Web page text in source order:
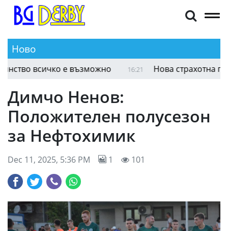
Ново
16:31 Борил Григоров: С много работа и
Димчо Ненов:
Положителен полусезон
за Нефтохимик
Dec 11, 2025, 5:36 PM 1 101